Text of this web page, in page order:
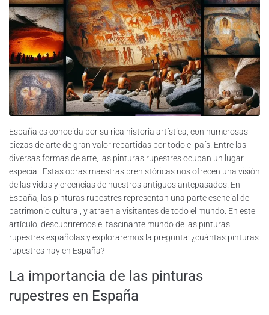
España es conocida por su rica historia artística, con numerosas
piezas de arte de gran valor repartidas por todo el país. Entre las
diversas formas de arte, las pinturas rupestres ocupan un lugar
especial. Estas obras maestras prehistóricas nos ofrecen una visión
de las vidas y creencias de nuestros antiguos antepasados. En
España, las pinturas rupestres representan una parte esencial del
patrimonio cultural, y atraen a visitantes de todo el mundo. En este
artículo, descubriremos el fascinante mundo de las pinturas
rupestres españolas y exploraremos la pregunta: ¿cuántas pinturas
rupestres hay en España?
La importancia de las pinturas
rupestres en España